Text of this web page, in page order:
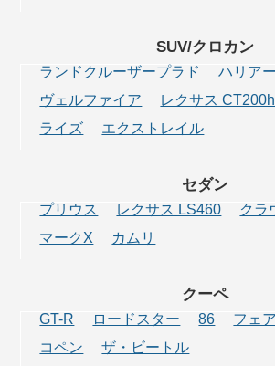
SUV/クロカン
ランドクルーザープラド
ハリアー
ヴェルファイア
レクサス CT200h
ライズ
エクストレイル
セダン
プリウス レクサス LS460 クラ
マークX
カムリ
クーペ
GT-R ロードスター 86
フェ
コペン
ザ・ビートル